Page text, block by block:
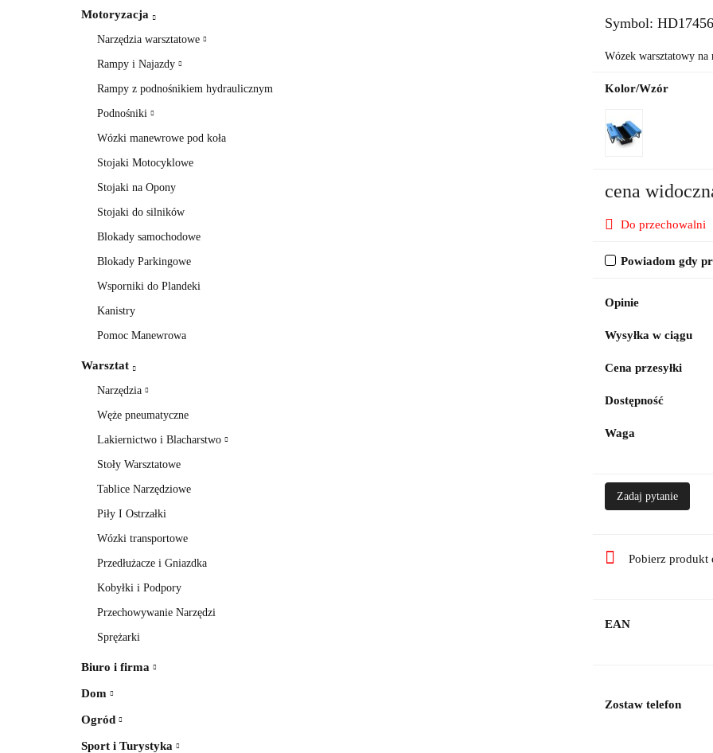
Motoryzacja
Narzędzia warsztatowe
Rampy i Najazdy
Rampy z podnośnikiem hydraulicznym
Podnośniki
Wózki manewrowe pod koła
Stojaki Motocyklowe
Stojaki na Opony
Stojaki do silników
Blokady samochodowe
Blokady Parkingowe
Wsporniki do Plandeki
Kanistry
Pomoc Manewrowa
Warsztat
Narzędzia
Węże pneumatyczne
Lakiernictwo i Blacharstwo
Stoły Warsztatowe
Tablice Narzędziowe
Piły I Ostrzałki
Wózki transportowe
Przedłużacze i Gniazdka
Kobyłki i Podpory
Przechowywanie Narzędzi
Sprężarki
Biuro i firma
Dom
Ogród
Sport i Turystyka
Symbol:HD17456
Wózek warsztatowy
Kolor/Wzór
cena
Do przechowalni
Powiadom gdy
Opinie
Wysyłka w ciągu
Cena przesyłki
Dostępność
Waga
Zadaj pytanie
Pobierz produkt
EAN
Zostaw telefon